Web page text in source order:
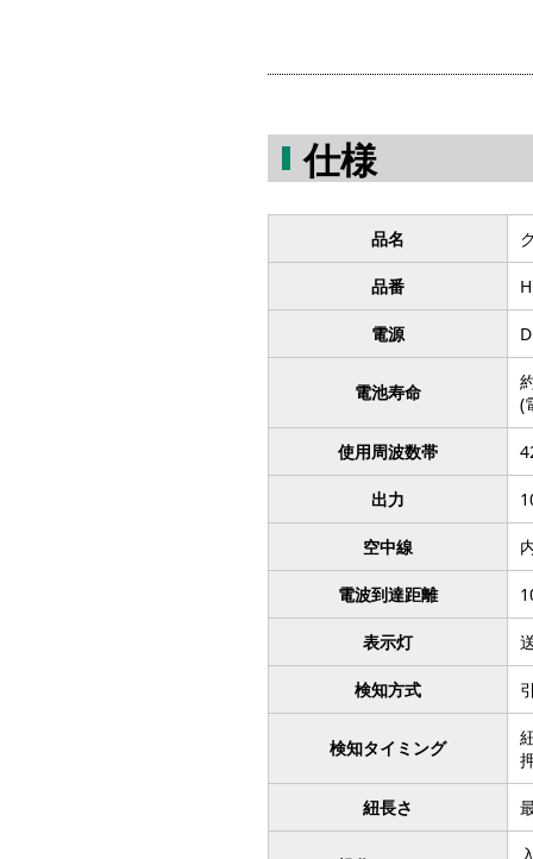
仕様
品名
品番
電源
電池寿命
(
使用周波数帯
出力
空中線
電波到達距離
表示灯
検知方式
検知タイミング
紐長さ